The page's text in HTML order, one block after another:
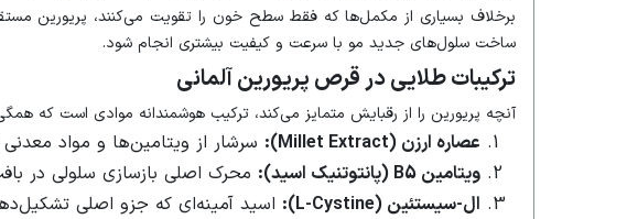
برخلاف بسیاری از مکمل‌ها که فقط سطح خون را تقویت می‌کنند، پریورین
ساخت سلول‌های جدید مو با سرعت و کیفیت بیشتری انجام شود.
ترکیبات طلایی در قرص پریورین آلمانی
آنچه پریورین را از رقبایش متمایز می‌کند، ترکیب هوشمندانه موادی است که
عصاره ارزن (Millet Extract):
سرشار از ویتامین‌ها و مواد
ویتامین B5 (پانتوتنیک اسید):
محرک اصلی بازسازی سلولی در
ال-سیستئین (L-Cystine):
اسید آمینه‌ای که جزو اصلی